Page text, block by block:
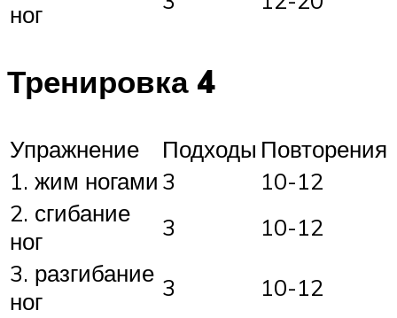
ног
Тренировка 4
Упражнение Подходы Повторения
1. жим ногами 3
10-12
2. сгибание
ног
3
10-12
3. разгибание
ног
3 10-12